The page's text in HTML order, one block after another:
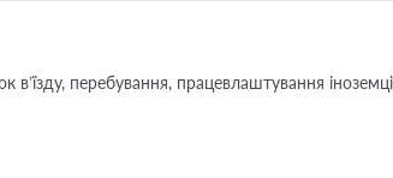
в’їзду, перебування, працевлаштування